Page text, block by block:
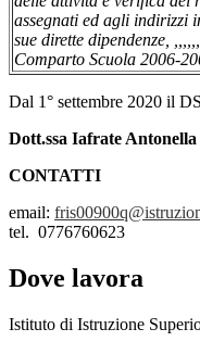
assegnati ed agli indirizzi
sue dirette dipendenze,
Comparto Scuola 2006-
Dal 1° settembre 2020 il
Dott.ssa Iafrate Antonella
CONTATTI
email:
tel. 0776760623
Dove lavora
Istituto di Istruzione